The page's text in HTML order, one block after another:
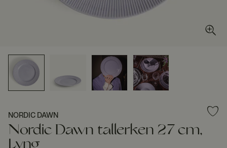
NORDIC DAWN
Nordic Dawn tallerken 27 cm,
Lyng